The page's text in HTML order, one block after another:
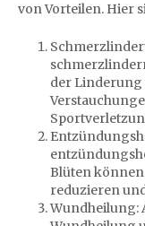
von Vorteilen. Hier
der Linderung
Blüten
reduzieren
Wundheilung: